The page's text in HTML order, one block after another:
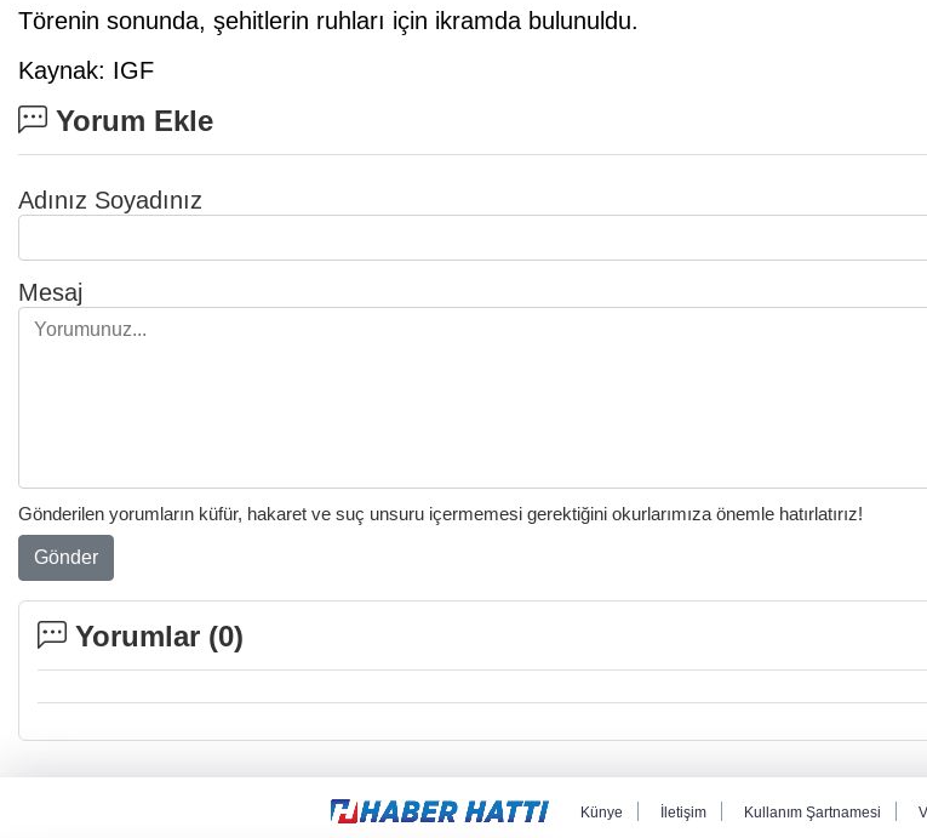
Törenin sonunda, şehitlerin ruhları için ikramda bulunuldu.
Kaynak: IGF
Yorum Ekle
Adınız Soyadınız
Mesaj
Gönderilen yorumların küfür, hakaret ve suç unsuru içermemesi gerektiğini okurlarımıza önemle hatırlatırız!
Gönder
Yorumlar (0)
Künye İletişim Kullanım Şartnamesi